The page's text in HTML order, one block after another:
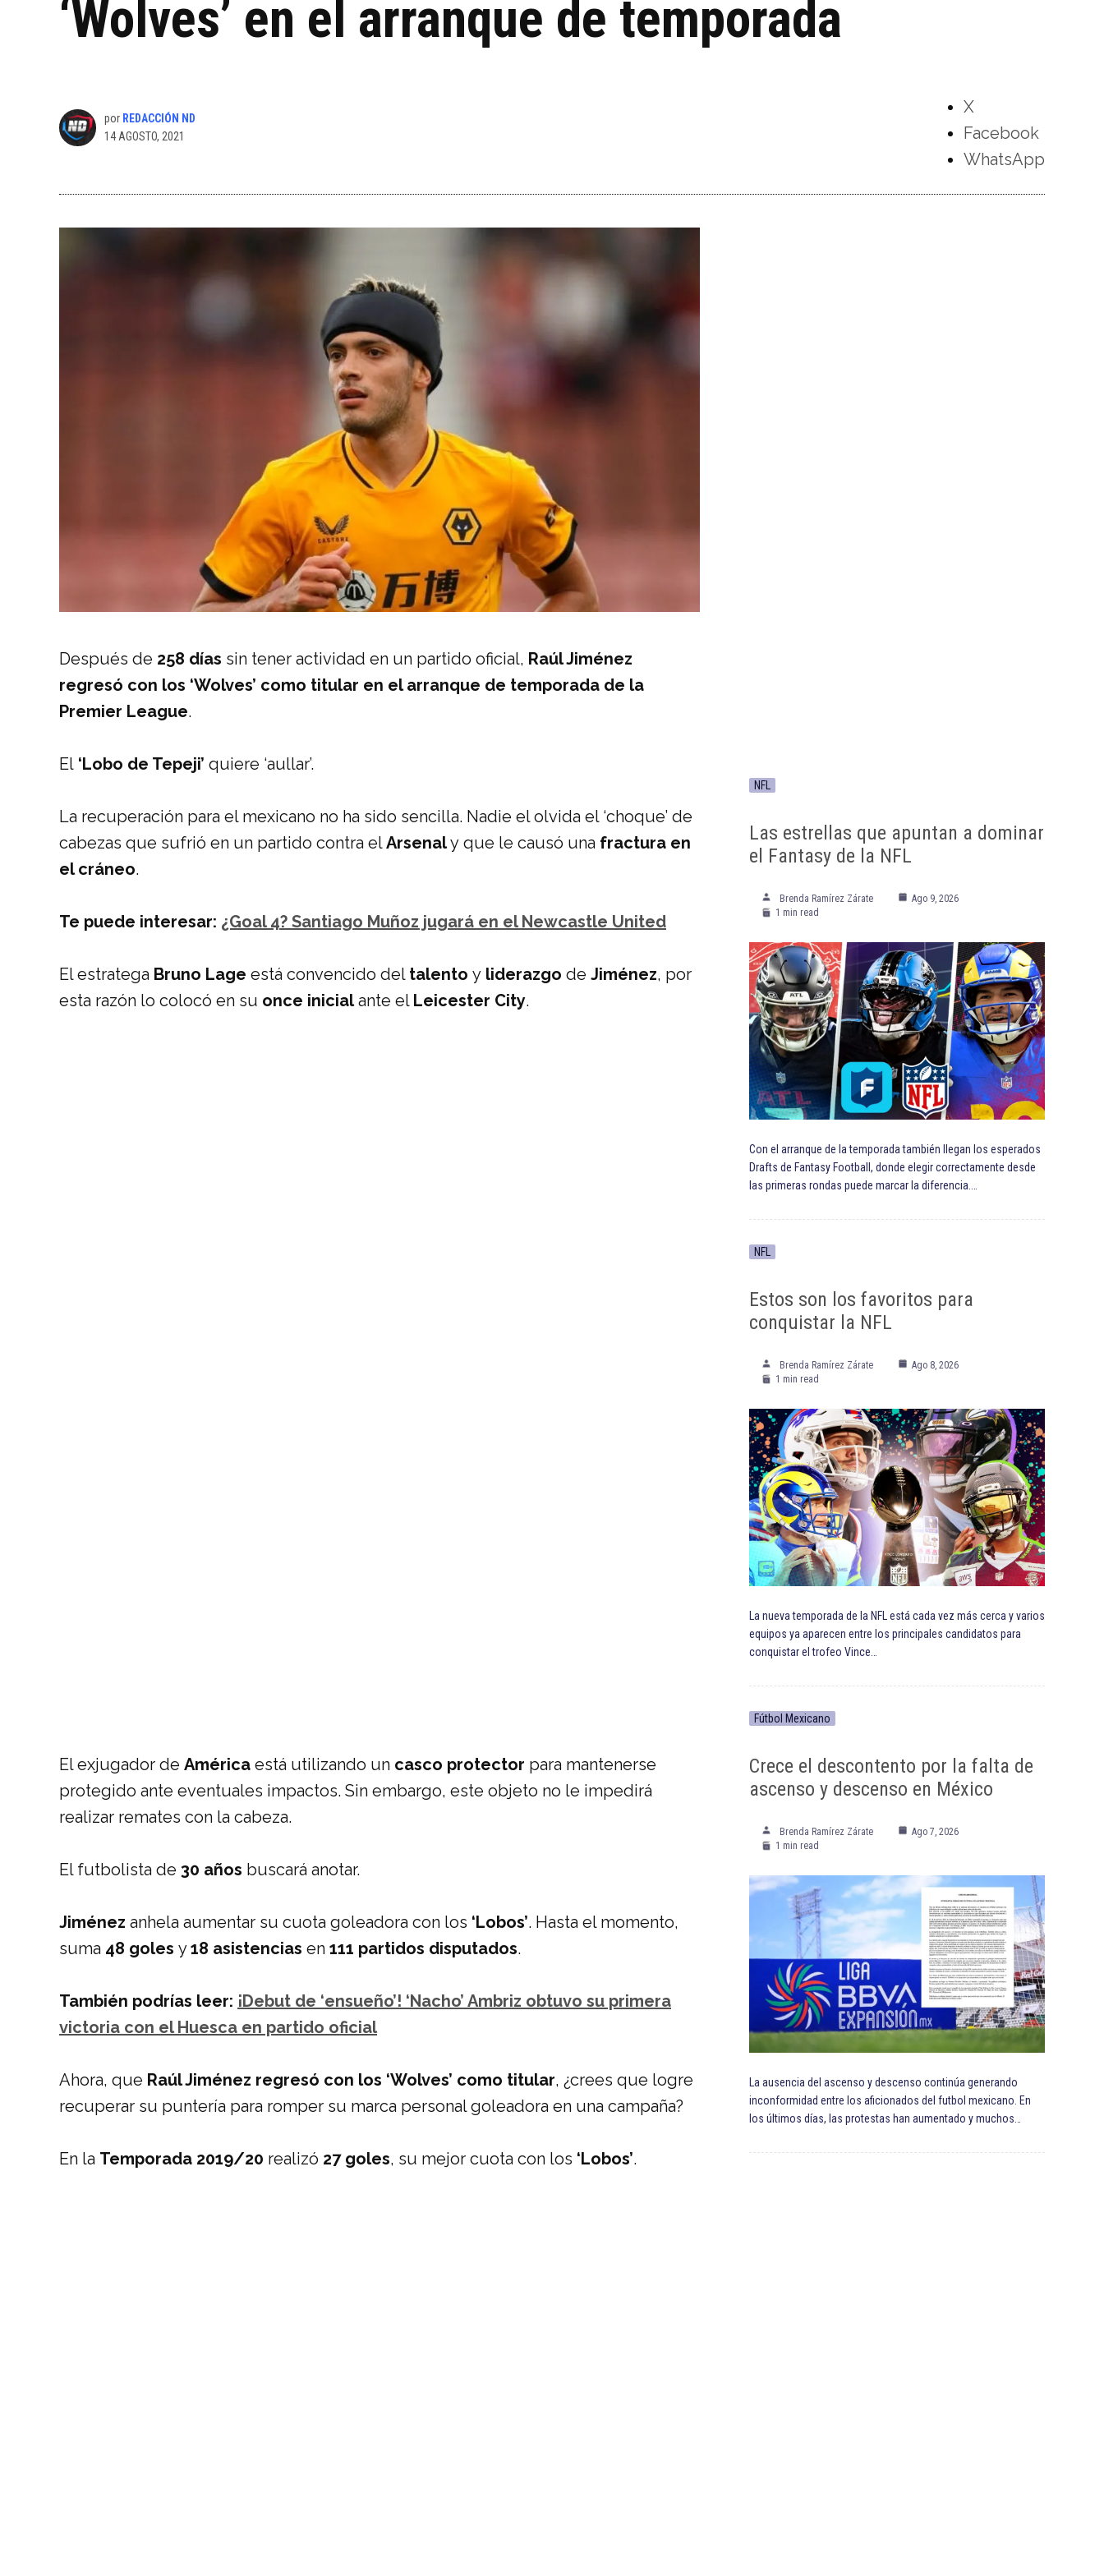
‘Wolves’ en el arranque de temporada
por REDACCIÓN ND
14 AGOSTO, 2021
X
Facebook
WhatsApp
Después de 258 días sin tener actividad en un partido oficial, Raúl Jiménez
regresó con los ‘Wolves’ como titular en el arranque de temporada de la
Premier League.
El ‘Lobo de Tepeji’ quiere ‘aullar’.
La recuperación para el mexicano no ha sido sencilla. Nadie el olvida el ‘choque’ de
cabezas que sufrió en un partido contra elArsenaly que le causó una fractura en
el cráneo.
Te puede interesar: ¿Goal 4? Santiago Muñoz jugará en el Newcastle United
El estratega Bruno Lage está convencido del talento y liderazgo de Jiménez, por
esta razón lo colocó en su once inicialante el Leicester City.
El exjugador de América está utilizando un casco protector para mantenerse
protegido ante eventuales impactos. Sin embargo, este objeto no le impedirá
realizar remates con la cabeza.
El futbolista de 30 años buscará anotar.
Jiménez anhela aumentar su cuota goleadora con los ‘Lobos’. Hasta el momento,
suma 48 goles y18 asistencias en 111 partidos disputados.
También podrías leer: ¡Debut de ‘ensueño’! ‘Nacho’ Ambriz obtuvo su primera
victoria con el Huesca en partido oficial
Ahora, que Raúl Jiménez regresó con los ‘Wolves’ como titular, ¿crees que logre
recuperar su puntería para romper su marca personal goleadora en una campaña?
En la Temporada 2019/20 realizó 27 goles, su mejor cuota con los ‘Lobos’.
NFL
Las estrellas que apuntan a dominar
el Fantasy de la NFL
Brenda Ramírez Zárate
Ago 9, 2026
1 min read
Con el arranque de la temporada también llegan los esperados
Drafts de Fantasy Football, donde elegir correctamente desde
las primeras rondas puede marcar la diferencia.…
NFL
Estos son los favoritos para
conquistar la NFL
Brenda Ramírez Zárate
Ago 8, 2026
1 min read
La nueva temporada de la NFL está cada vez más cerca y varios
equipos ya aparecen entre los principales candidatos para
conquistar el trofeo Vince…
Fútbol Mexicano
Crece el descontento por la falta de
ascenso y descenso en México
Brenda Ramírez Zárate
Ago 7, 2026
1 min read
La ausencia del ascenso y descenso continúa generando
inconformidad entre los aficionados del futbol mexicano. En
los últimos días, las protestas han aumentado y muchos…